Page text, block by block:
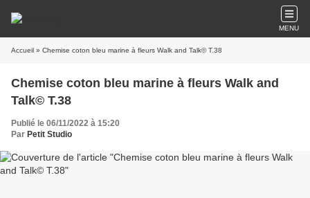
MENU
Accueil » Chemise coton bleu marine à fleurs Walk and Talk© T.38
Chemise coton bleu marine à fleurs Walk and
Talk© T.38
Publié le 06/11/2022 à 15:20
Par Petit Studio